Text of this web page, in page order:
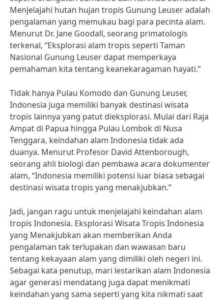
Menjelajahi hutan hujan tropis Gunung Leuser adalah
pengalaman yang memukau bagi para pecinta alam.
Menurut Dr. Jane Goodall, seorang primatologis
terkenal, “Eksplorasi alam tropis seperti Taman
Nasional Gunung Leuser dapat memperkaya
pemahaman kita tentang keanekaragaman hayati.”
Tidak hanya Pulau Komodo dan Gunung Leuser,
Indonesia juga memiliki banyak destinasi wisata
tropis lainnya yang patut dieksplorasi. Mulai dari Raja
Ampat di Papua hingga Pulau Lombok di Nusa
Tenggara, keindahan alam Indonesia tidak ada
duanya. Menurut Profesor David Attenborough,
seorang ahli biologi dan pembawa acara dokumenter
alam, “Indonesia memiliki potensi luar biasa sebagai
destinasi wisata tropis yang menakjubkan.”
Jadi, jangan ragu untuk menjelajahi keindahan alam
tropis Indonesia. Eksplorasi Wisata Tropis Indonesia
yang Menakjubkan akan memberikan Anda
pengalaman tak terlupakan dan wawasan baru
tentang kekayaan alam yang dimiliki oleh negeri ini.
Sebagai kata penutup, mari lestarikan alam Indonesia
agar generasi mendatang juga dapat menikmati
keindahan yang sama seperti yang kita nikmati saat